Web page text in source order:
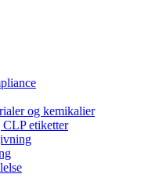
og kemikalier
etiketter